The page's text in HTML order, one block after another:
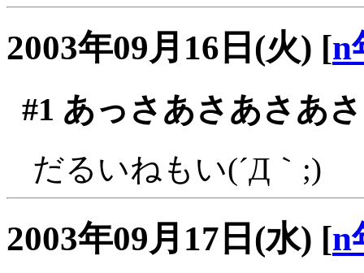
2003年09月16日(火) [n
#1 あっさあさあさあ
だるいねもい(´Д｀;)
2003年09月17日(水) [n